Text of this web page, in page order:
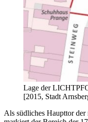
Lage der
[2015, Stadt
Als südliches Haupttor der